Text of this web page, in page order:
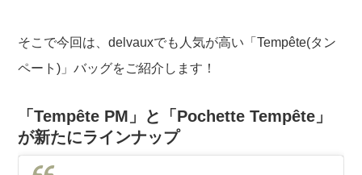
そこで今回は、delvauxでも人気が高い「Tempête(タン
ペート)」バッグをご紹介します！
「Tempête PM」と「Pochette Tempête」
が新たにラインナップ